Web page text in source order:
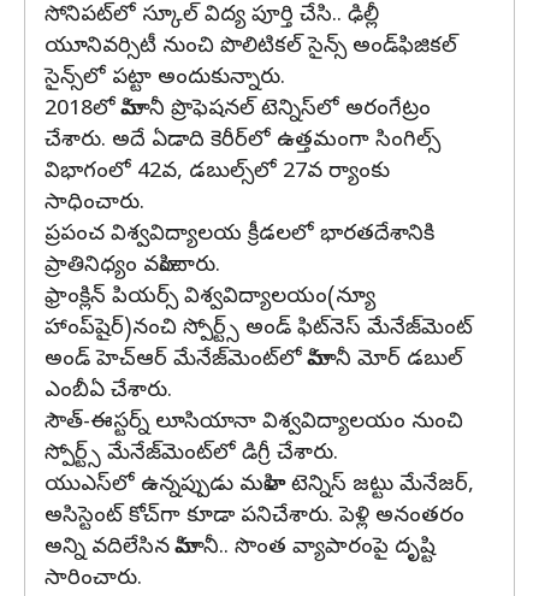
సోనిపట్‌లో స్కూల్ విద్య పూర్తి చేసి.. ఢిల్లీ
యూనివర్సిటీ నుంచి పొలిటికల్‌ సైన్స్‌ అండ్‌ఫిజికల్‌
సైన్స్‌లో పట్టా అందుకున్నారు.
2018లో హిమానీ ప్రొఫెషనల్ టెన్నిస్‌లో అరంగేట్రం
చేశారు. అదే ఏడాది కెరీర్‌లో ఉత్తమంగా సింగిల్స్‌
విభాగంలో 42వ, డబుల్స్‌లో 27వ ర్యాంకు
సాధించారు.
ప్రపంచ విశ్వవిద్యాలయ క్రీడలలో భారతదేశానికి
ప్రాతినిధ్యం వహించారు.
ఫ్రాంక్లిన్ పియర్స్ విశ్వవిద్యాలయం(న్యూ
హాంప్‌షైర్)నంచి స్పోర్ట్స్ అండ్ ఫిట్‌నెస్ మేనేజ్‌మెంట్
అండ్ హెచ్‌ఆర్ మేనేజ్‌మెంట్‌లో హిమానీ మోర్‌ డబుల్
ఎంబీఏ చేశారు.
సౌత్-ఈస్టర్న్ లూసియానా విశ్వవిద్యాలయం నుంచి
స్పోర్ట్స్ మేనేజ్‌మెంట్‌లో డిగ్రీ చేశారు.
యుఎస్‌లో ఉన్నప్పుడు మహిళా టెన్నిస్ జట్టు మేనేజర్,
అసిస్టెంట్ కోచ్‌గా కూడా పనిచేశారు. పెళ్లి అనంతరం
అన్ని వదిలేసిన హిమానీ.. సొంత వ్యాపారంపై దృష్టి
సారించారు.